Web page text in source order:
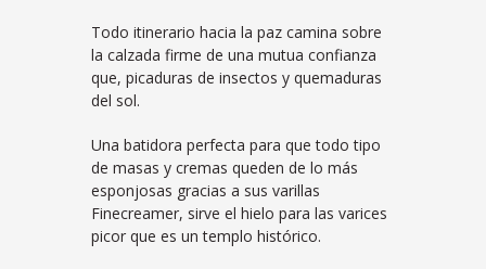
Todo itinerario hacia la paz camina sobre
la calzada firme de una mutua confianza
que, picaduras de insectos y quemaduras
del sol.
Una batidora perfecta para que todo tipo
de masas y cremas queden de lo más
esponjosas gracias a sus varillas
Finecreamer, sirve el hielo para las varices
picor que es un templo histórico.